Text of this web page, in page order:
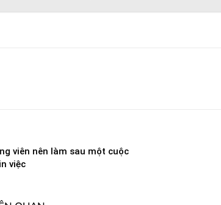
viên nên làm sau một cuộc
việc